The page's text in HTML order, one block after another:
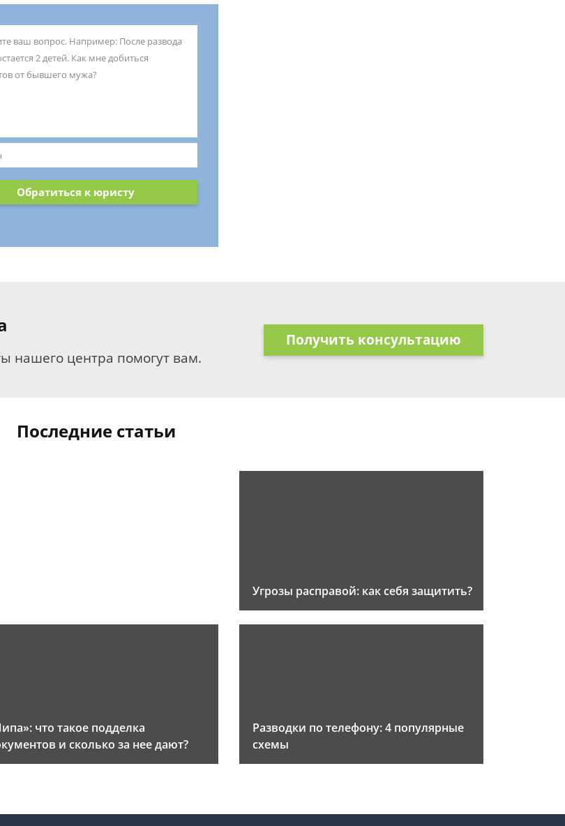
Обратиться к юристу
нашего центра помогут вам.
Получить консультацию
Последние статьи
Угрозы расправой: как себя защитить?
что такое подделка
и сколько за нее дают?
Разводки по телефону: 4 популярные
схемы